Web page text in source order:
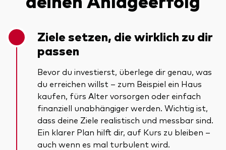
Ziele setzen, die wirklich zu dir
passen
Bevor du investierst, überlege dir genau, was
du erreichen willst – zum Beispiel ein Haus
kaufen, fürs Alter vorsorgen oder einfach
finanziell unabhängiger werden. Wichtig ist,
dass deine Ziele realistisch und messbar sind.
Ein klarer Plan hilft dir, auf Kurs zu bleiben –
auch wenn es mal turbulent wird.